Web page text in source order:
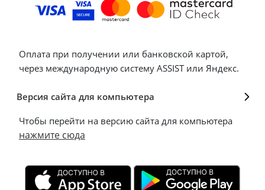
Оплата при получении или банковской картой,
через международную систему ASSIST или Яндекс.
Версия сайта для компьютера
Чтобы перейти на версию сайта для компьютера
нажмите сюда